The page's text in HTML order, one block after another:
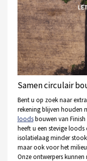
Samen circulair
Bent u op zoek naar
rekening blijven houden
loodsbouwen van
heeft u een stevige
isolatielaag minder
maar ook voor het
Onze ontwerpers